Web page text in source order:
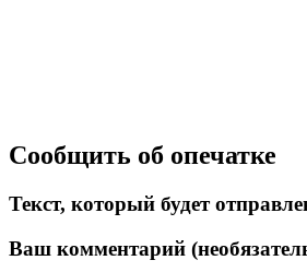
Сообщить об опечатке
Текст, который будет
Ваш комментарий